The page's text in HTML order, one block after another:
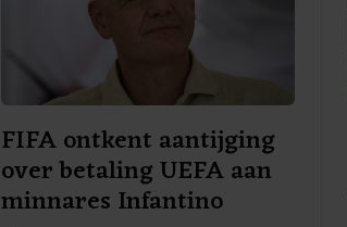
FIFA ontkent aantijging
over betaling UEFA aan
minnares Infantino